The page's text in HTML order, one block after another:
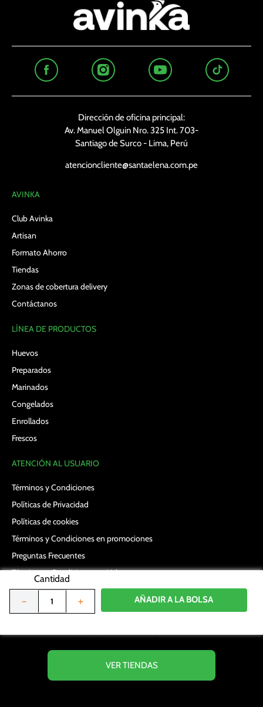
Cantidad
＋
－ AÑADIR A LA BOLSA
Dirección de oficina principal:
Av. Manuel Olguin Nro. 325 Int. 703-
Santiago de Surco - Lima, Perú
atencioncliente@santaelena.com.pe
AVINKA
Club Avinka
Artisan
Formato Ahorro
Tiendas
Zonas de cobertura delivery
Contáctanos
LÍNEA DE PRODUCTOS
Huevos
Preparados
Marinados
Congelados
Enrollados
Frescos
ATENCIÓN AL USUARIO
Términos y Condiciones
Políticas de Privacidad
Políticas de cookies
Términos y Condiciones en promociones
Preguntas Frecuentes
Términos y Condiciones en Vales
Política de datos personales
Formulario Derecho ARCO
VER TIENDAS